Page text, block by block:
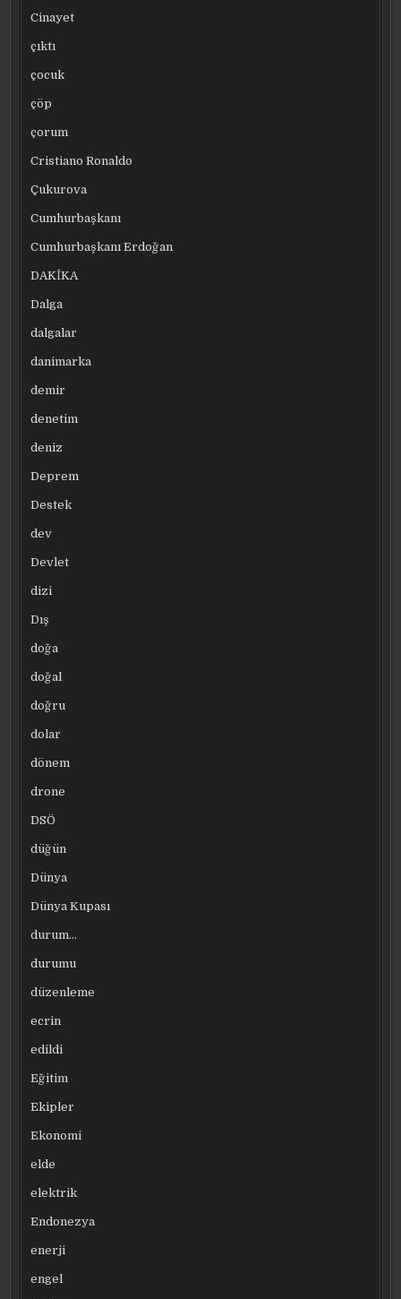
Cinayet
çıktı
çocuk
çöp
çorum
Cristiano Ronaldo
Çukurova
Cumhurbaşkanı
Cumhurbaşkanı Erdoğan
DAKİKA
Dalga
dalgalar
danimarka
demir
denetim
deniz
Deprem
Destek
dev
Devlet
dizi
Dış
doğa
doğal
doğru
dolar
dönem
drone
DSÖ
düğün
Dünya
Dünya Kupası
durum…
durumu
düzenleme
ecrin
edildi
Eğitim
Ekipler
Ekonomi
elde
elektrik
Endonezya
enerji
engel